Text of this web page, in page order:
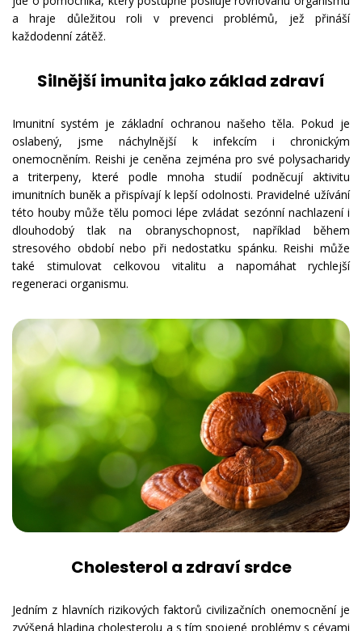
a hraje důležitou roli v prevenci problémů, jež přináší
každodenní zátěž.
Silnější imunita jako základ zdraví
Imunitní systém je základní ochranou našeho těla. Pokud je
oslabený, jsme náchylnější k infekcím i chronickým
onemocněním. Reishi je ceněna zejména pro své polysacharidy
a triterpeny, které podle mnoha studií podněcují aktivitu
imunitních buněk a přispívají k lepší odolnosti. Pravidelné užívání
této houby může tělu pomoci lépe zvládat sezónní nachlazení i
dlouhodobý tlak na obranyschopnost, například během
stresového období nebo při nedostatku spánku. Reishi může
také stimulovat celkovou vitalitu a napomáhat rychlejší
regeneraci organismu.
Cholesterol a zdraví srdce
Jedním z hlavních rizikových faktorů civilizačních onemocnění je
zvýšená hladina cholesterolu a s tím spojené problémy s cévami